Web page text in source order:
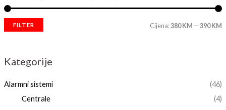
FILTER Cijena:380 KM —390 KM
Kategorije
Alarmni sistemi
(46)
Centrale
(4)